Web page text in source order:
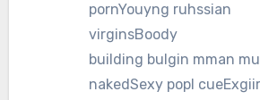
pornYouyng ruhssian
virginsBoody
building bulgin mman
nakedSexy popl